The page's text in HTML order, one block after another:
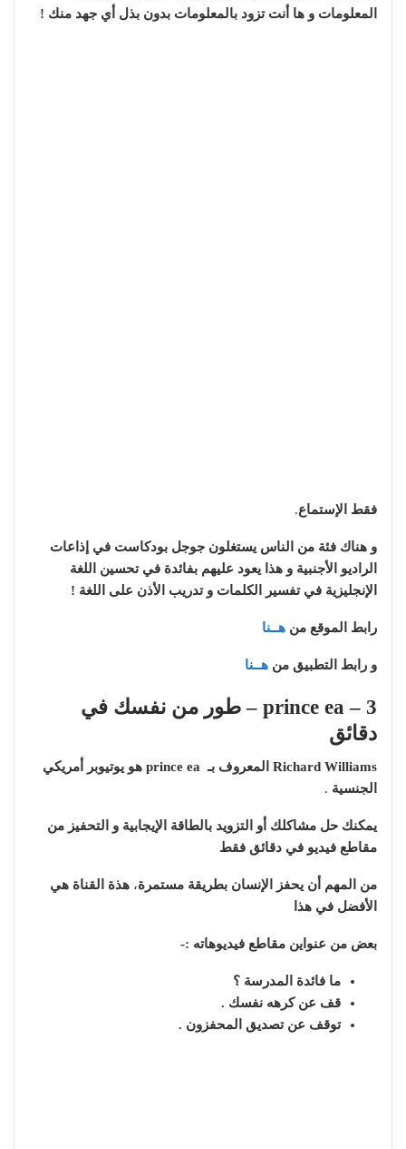
المعلومات و ها أنت تزود بالمعلومات بدون بذل أي جهد منك !
فقط الإستماع.
و هناك فئة من الناس يستغلون جوجل بودكاست في إذاعات
الراديو الأجنبية و هذا يعود عليهم بفائدة في تحسين اللغة
الإنجليزية في تفسير الكلمات و تدريب الأذن على اللغة !
رابط الموقع من هــنا
و رابط التطبيق من هــنا
3 – prince ea – طور من نفسك في
دقائق
Richard Williams المعروف بـ prince ea هو يوتيوبر أمريكي
الجنسية .
يمكنك حل مشاكلك أو التزويد بالطاقة الإيجابية و التحفيز من
مقاطع فيديو في دقائق فقط
من المهم أن يحفز الإنسان بطريقة مستمرة، هذة القناة هي
الأفضل في هذا
بعض من عنواين مقاطع فيديوهاته :-
ما فائدة المدرسة ؟
قف عن كرهه نفسك .
توقف عن تصديق المحفزون .